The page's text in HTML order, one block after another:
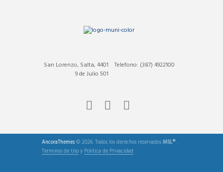
Telefono: (387) 4922100
San Lorenzo, Salta, 4401
9 de Julio 501
AncoraThemes© 2026. Todos los derechos reservadosMSL®.
Terminos de Usoy Politica de Privacidad